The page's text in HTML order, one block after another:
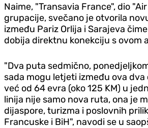
Naime, "Transavia France", dio
grupacije, svečano je otvorila
između Pariz Orlija i Sarajeva
dobija direktnu konekciju s ovom
"Dva puta sedmično,
sada mogu letjeti između ova dva
već od 64 evra (oko 125 KM) u
linija nije samo nova ruta, ona je
dijaspore, turizma i poslovnih
Francuske i BiH", navodi se u